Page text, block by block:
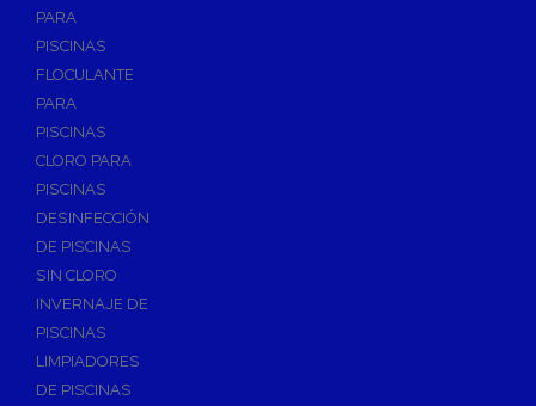
PARA
PISCINAS
FLOCULANTE
PARA
PISCINAS
CLORO PARA
PISCINAS
DESINFECCIÓN
DE PISCINAS
SIN CLORO
INVERNAJE DE
PISCINAS
LIMPIADORES
DE PISCINAS